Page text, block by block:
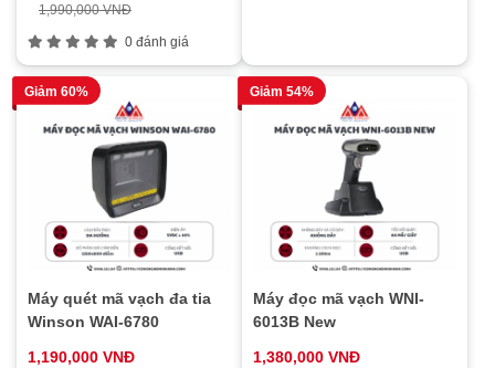
1,990,000 VNĐ
0 đánh giá
Giảm 60%
Máy quét mã vạch đa tia
Winson WAI-6780
1,190,000 VNĐ
Giảm 54%
Máy đọc mã vạch WNI-
6013B New
1,380,000 VNĐ